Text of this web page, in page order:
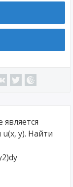
y). Найти